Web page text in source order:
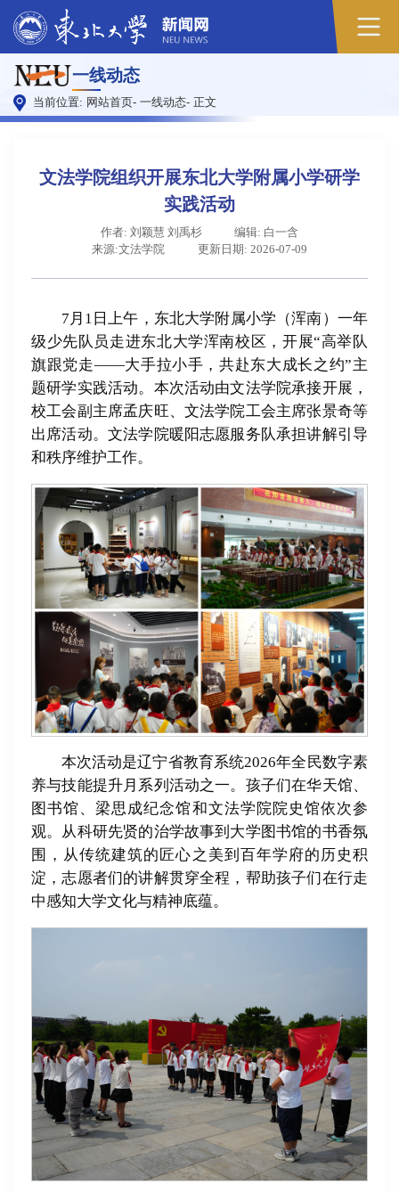
一线动态
当前位置: 网站首页- 一线动态- 正文
文法学院组织开展东北大学附属小学研学
实践活动
作者: 刘颖慧 刘禹杉
编辑: 白一含
来源:文法学院
更新日期: 2026-07-09
7月1日上午，东北大学附属小学（浑南）一年
级少先队员走进东北大学浑南校区，开展“高举队
旗跟党走——大手拉小手，共赴东大成长之约”主
题研学实践活动。本次活动由文法学院承接开展，
校工会副主席孟庆旺、文法学院工会主席张景奇等
出席活动。文法学院暖阳志愿服务队承担讲解引导
和秩序维护工作。
本次活动是辽宁省教育系统2026年全民数字素
养与技能提升月系列活动之一。孩子们在华天馆、
图书馆、梁思成纪念馆和文法学院院史馆依次参
观。从科研先贤的治学故事到大学图书馆的书香氛
围，从传统建筑的匠心之美到百年学府的历史积
淀，志愿者们的讲解贯穿全程，帮助孩子们在行走
中感知大学文化与精神底蕴。
原